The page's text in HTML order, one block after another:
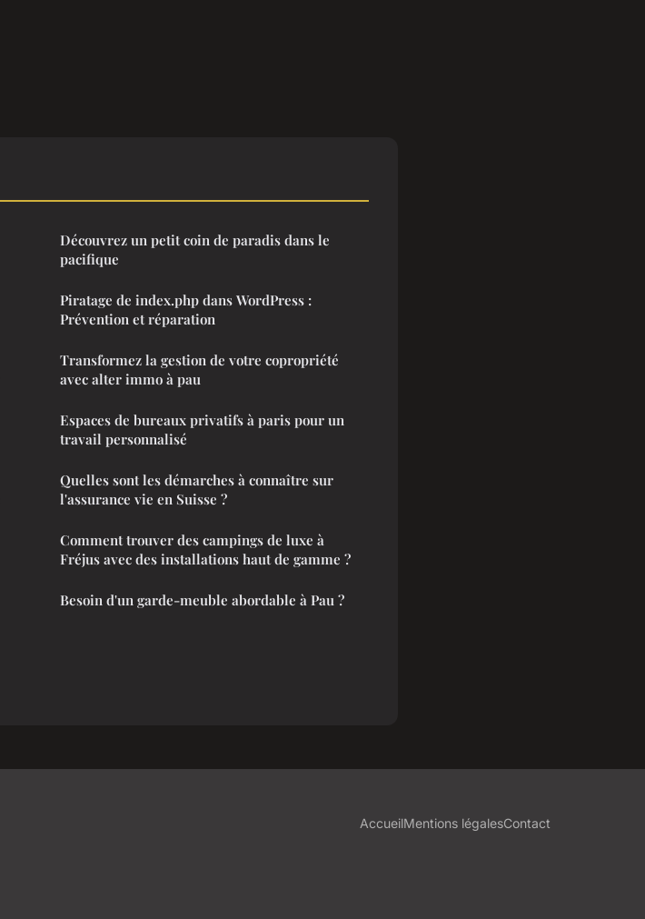
Découvrez un petit coin de paradis dans le
pacifique
Piratage de index.php dans WordPress :
Prévention et réparation
Transformez la gestion de votre copropriété
avec alter immo à pau
Espaces de bureaux privatifs à paris pour un
travail personnalisé
Quelles sont les démarches à connaître sur
l'assurance vie en Suisse ?
Comment trouver des campings de luxe à
Fréjus avec des installations haut de gamme ?
Besoin d'un garde-meuble abordable à Pau ?
AccueilMentions légalesContact